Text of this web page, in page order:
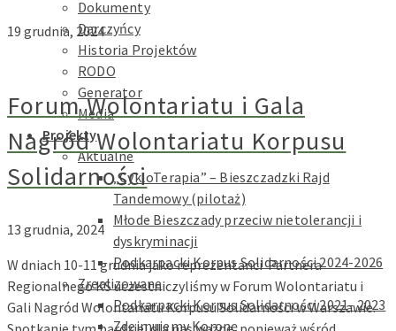
Dokumenty
Darczyńcy
Historia Projektów
RODO
Generator
Media
Projekty
Aktualne
„CykloTerapia” – Bieszczadzki Rajd
Tandemowy (pilotaż)
Młode Bieszczady przeciw nietolerancji i
dyskryminacji
Podkarpacki Korpus Solidarności 2024-2026
Zrealizowane
Podkarpacki Korpus Solidarności 2021- 2023
Zdejmujemy Koronę
19 grudnia, 2024
Forum Wolontariatu i Gala
Nagród Wolontariatu Korpusu
Solidarności
13 grudnia, 2024
W dniach 10-11 grudnia jako reprezentanci Partnera
Regionalnego KS uczestniczyliśmy w Forum Wolontariatu i
Gali Nagród Wolontariatu Korpusu Solidarności w Warszawie.